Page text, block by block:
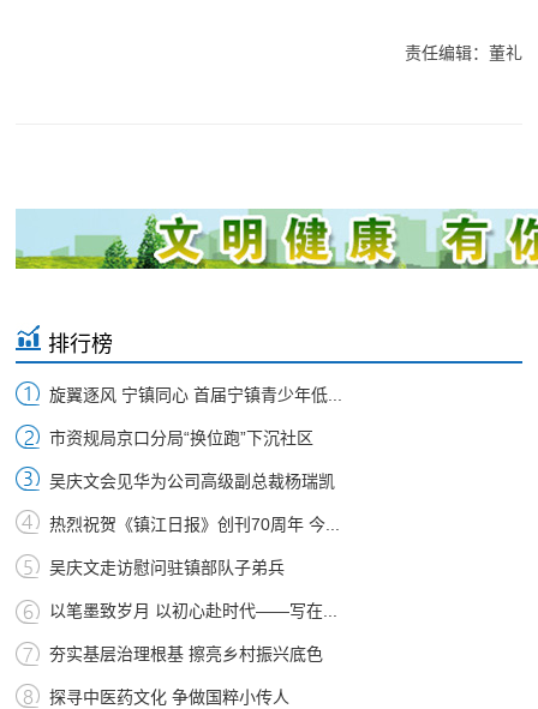
责任编辑：董礼
排行榜
旋翼逐风 宁镇同心 首届宁镇青少年低...
市资规局京口分局“换位跑”下沉社区
吴庆文会见华为公司高级副总裁杨瑞凯
热烈祝贺《镇江日报》创刊70周年 今...
吴庆文走访慰问驻镇部队子弟兵
以笔墨致岁月 以初心赴时代——写在...
夯实基层治理根基 擦亮乡村振兴底色
探寻中医药文化 争做国粹小传人